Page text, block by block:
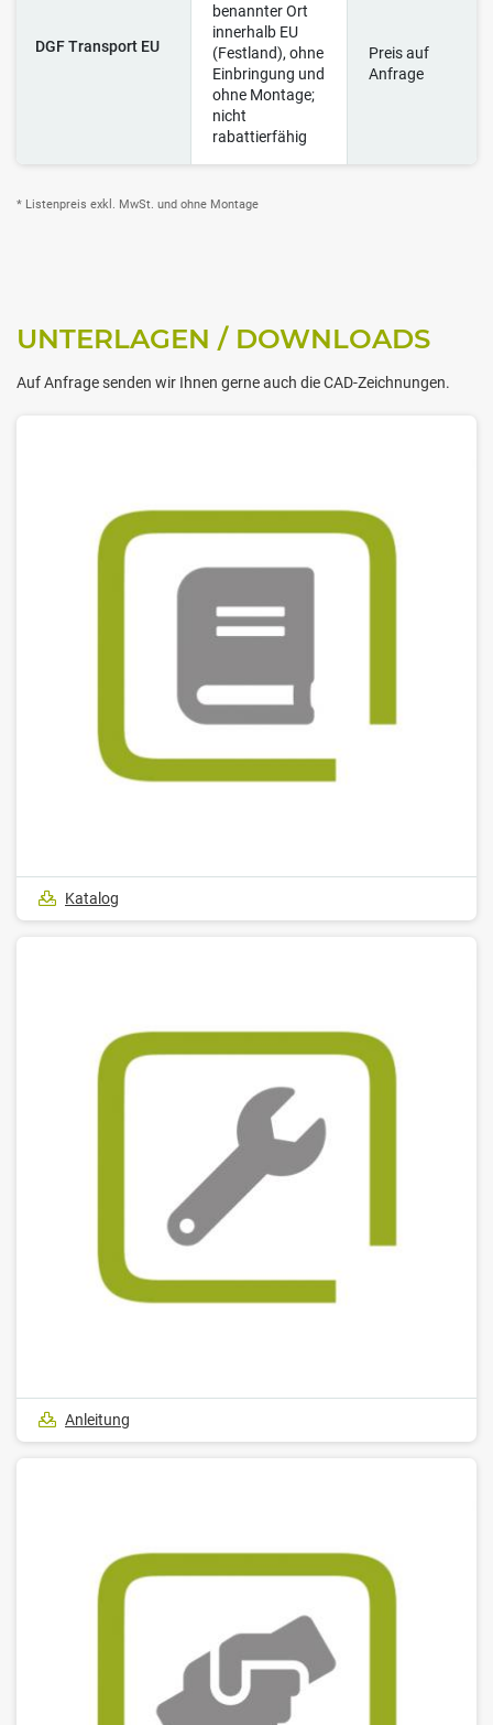
DGF Transport EU
benannter Ort
innerhalb EU
(Festland), ohne
Einbringung und
ohne Montage;
nicht
rabattierfähig
Preis auf
Anfrage
* Listenpreis exkl. MwSt. und ohne Montage
UNTERLAGEN / DOWNLOADS
Auf Anfrage senden wir Ihnen gerne auch die CAD-Zeichnungen.
Katalog
Anleitung